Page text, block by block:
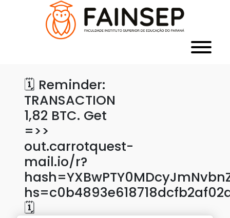
🗓 Reminder:
TRANSACTION
1,82 BTC. Get
=>>
out.carrotquest-
mail.io/r?
🗓